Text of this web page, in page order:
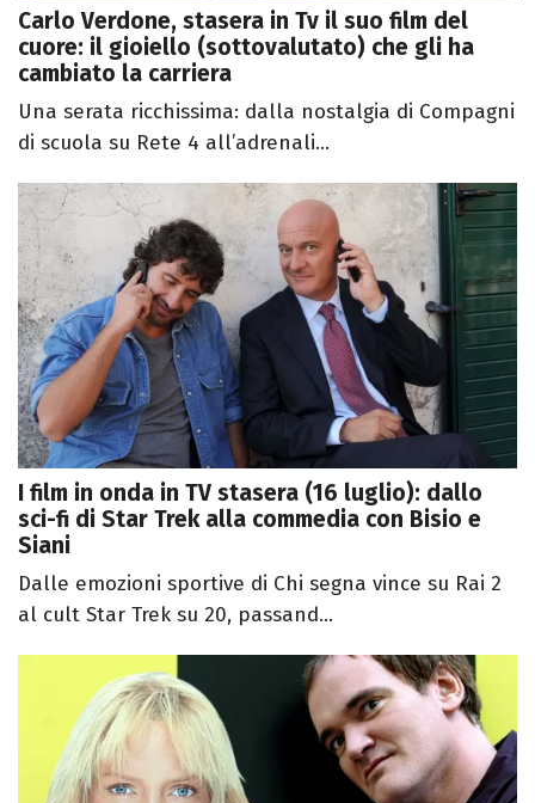
Carlo Verdone, stasera in Tv il suo film del
cuore: il gioiello (sottovalutato) che gli ha
cambiato la carriera
Una serata ricchissima: dalla nostalgia di Compagni
di scuola su Rete 4 all’adrenali...
I film in onda in TV stasera (16 luglio): dallo
sci-fi di Star Trek alla commedia con Bisio e
Siani
Dalle emozioni sportive di Chi segna vince su Rai 2
al cult Star Trek su 20, passand...